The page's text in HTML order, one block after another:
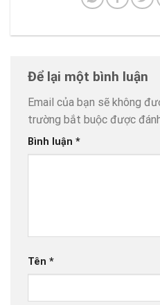
Để lại một bình luận
Email của bạn sẽ không
trường bắt buộc được
Bình luận *
Tên *